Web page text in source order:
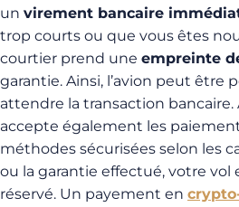
un virement bancaire
trop courts ou que vous êtes
courtier prend une empreinte
garantie. Ainsi, l’avion peut être
attendre la transaction bancaire.
accepte également les
méthodes sécurisées selon les
ou la garantie effectué, votre
réservé. Un payement en